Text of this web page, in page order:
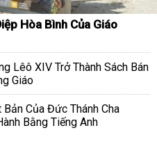
Hòa Bình Của Giáo
Lêô XIV Trở Thành Sách Bán
Giáo
Của Đức Thánh Cha
Bằng Tiếng Anh